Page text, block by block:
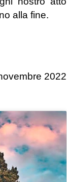
alla fine.
2022